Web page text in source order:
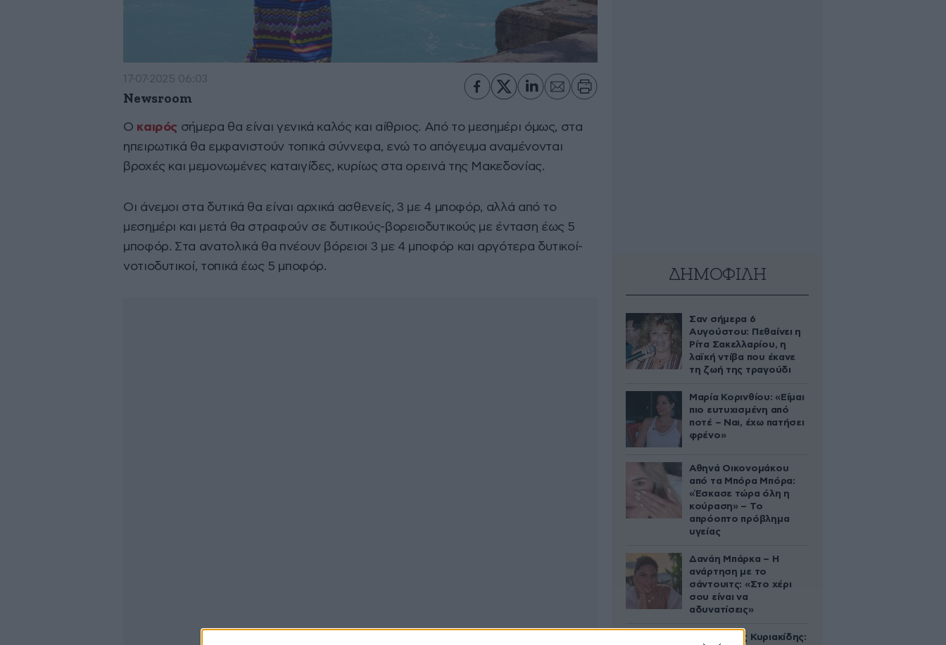
17·07·2025 06:03
Newsroom
Ο καιρός σήμερα θα είναι γενικά καλός και αίθριος. Από το μεσημέρι όμως, στα
ηπειρωτικά θα εμφανιστούν τοπικά σύννεφα, ενώ το απόγευμα αναμένονται
βροχές και μεμονωμένες καταιγίδες, κυρίως στα ορεινά της Μακεδονίας.
Οι άνεμοι στα δυτικά θα είναι αρχικά ασθενείς, 3 με 4 μποφόρ, αλλά από το
μεσημέρι και μετά θα στραφούν σε δυτικούς-βορειοδυτικούς με ένταση έως 5
μποφόρ. Στα ανατολικά θα πνέουν βόρειοι 3 με 4 μποφόρ και αργότερα δυτικοί-
νοτιοδυτικοί, τοπικά έως 5 μποφόρ.
ΔΗΜΟΦΙΛΗ
Σαν σήμερα 6
Αυγούστου: Πεθαίνει η
Ρίτα Σακελλαρίου, η
λαϊκή ντίβα που έκανε
τη ζωή της τραγούδι
Μαρία Κορινθίου: «Είμαι
πιο ευτυχισμένη από
ποτέ – Ναι, έχω πατήσει
φρένο»
Αθηνά Οικονομάκου
από τα Μπόρα Μπόρα:
«Έσκασε τώρα όλη η
κούραση» – Το
απρόοπτο πρόβλημα
υγείας
Δανάη Μπάρκα – Η
ανάρτηση με το
σάντουιτς: «Στο χέρι
σου είναι να
αδυνατίσεις»
Βλαδίμηρος Κυριακίδης: